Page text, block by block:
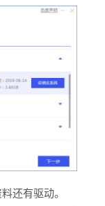
还有驱动。